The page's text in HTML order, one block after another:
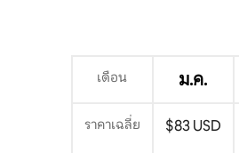
เดือน ม.ค.
ราคาเฉลี่ย $83 USD